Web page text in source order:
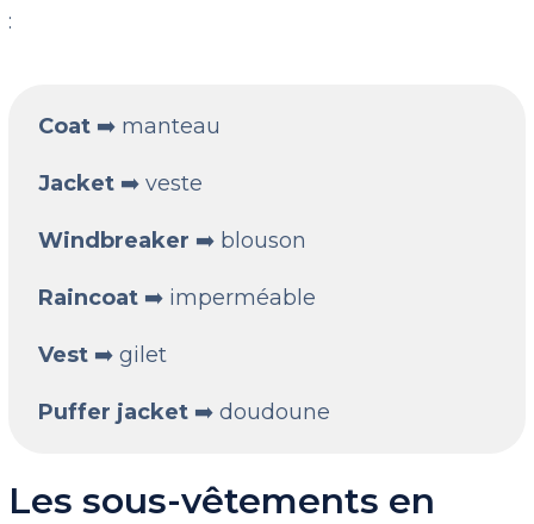
:
Coat ➡️ manteau
Jacket ➡️ veste
Windbreaker ➡️ blouson
Raincoat ➡️ imperméable
Vest ➡️ gilet
Puffer jacket ➡️ doudoune
Les sous-vêtements en